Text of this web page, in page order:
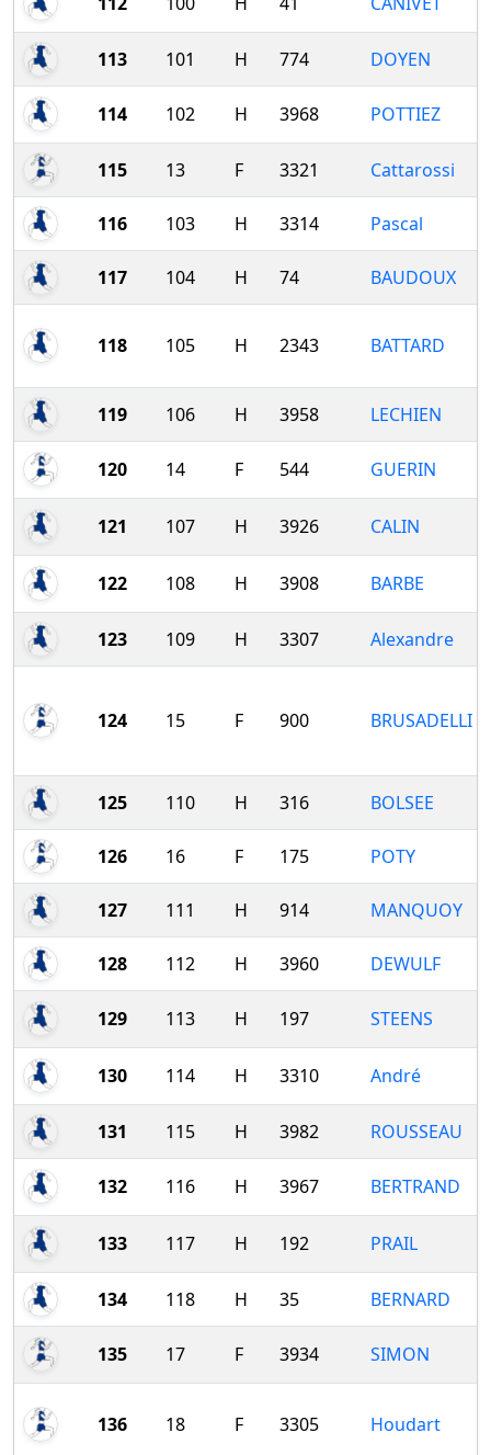
113 101 H 774 DOYEN
114 102 H 3968 POTTIEZ
115 13 F 3321 Cattarossi
116 103 H 3314 Pascal
117 104 H 74 BAUDOUX
118 105 H 2343 BATTARD
119 106 H 3958 LECHIEN
120 14 F 544 GUERIN
121 107 H 3926 CALIN
122 108 H 3908 BARBE
123 109 H 3307 Alexandre
124 15 F 900 BRUSADELLI
125 110 H 316 BOLSEE
126 16 F 175 POTY
127 111 H 914 MANQUOY
128 112 H 3960 DEWULF
129 113 H 197 STEENS
130 114 H 3310 André
131 115 H 3982 ROUSSEAU
132 116 H 3967 BERTRAND
133 117 H 192 PRAIL
134 118 H 35 BERNARD
135 17 F 3934 SIMON
136 18 F 3305 Houdart